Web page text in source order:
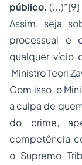
público. (...)”[9]
Assim, seja
processual e
qualquer vício
Ministro Teori
Com isso, o
a culpa de
do crime,
competência
o Supremo